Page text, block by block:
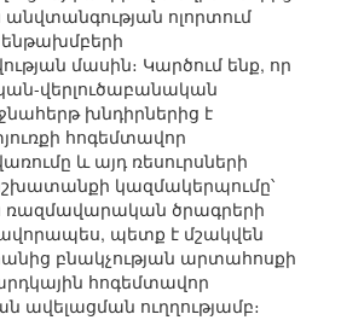
անվտանգության ոլորտում
մասին։ Կարծում ենք, որ
վերլուծաբանական
խնդիրներից է
հոգեմտավոր
և այդ ռեսուրսների
կազմակերպումը՝
ռազմավարական ծրագրերի
պետք է մշակվեն
բնակչության արտահոսքի
հոգեմտավոր
ավելացման ուղղությամբ։